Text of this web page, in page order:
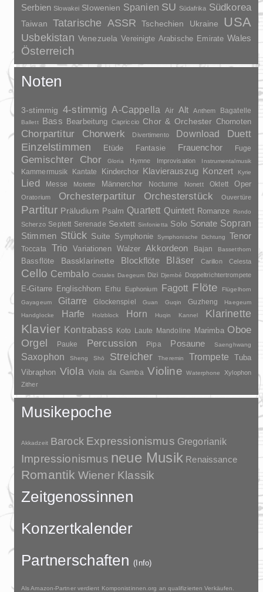
Serbien Slowakei Slowenien Spanien SU Südafrika Südkorea
Taiwan Tatarische ASSR Tschechien Ukraine USA
Usbekistan Venezuela Vereinigte Arabische Emirate Wales
Österreich
Noten
3-stimmig 4-stimmig A-Cappella Air Alt Anthem Bagatelle
Ballett Bass Bearbeitung Capriccio Chor & Orchester Chornoten
Chorpartitur Chorwerk Divertimento Download
Duett
Einzelstimmen
Etüde Fantasie Frauenchor Fuge
Gemischter Chor Gloria Hymne Improvisation Instrumentalmusik
Kammermusik Kantate Kinderchor Klavierauszug Konzert Kyrie
Lied Messe Motette Männerchor Nocturne Nonett Oktett Oper
Oratorium Orchesterpartitur Orchesterstück Ouvertüre
Partitur Präludium Psalm Quartett Quintett Romanze Rondo
Scherzo Septett Serenade Sextett Sinfonietta Solo Sonate Sopran
Stimmen Stück Suite Symphonie Symphonische Dichtung Tenor
Toccata Trio Variationen Walzer Akkordeon Bajan Bassetthorn
Bassflöte Bassklarinette Blockflöte Bläser Carillon Celesta
Cello Cembalo Crotales Daegeum Dizi Djembé Doppeltrichtertrompete
E-Gitarre Englischhorn Erhu Euphonium Fagott Flöte
Flügelhorn
Gayageum
Gitarre Glockenspiel Guan Guqin Guzheng
Haegeum
Handglocke
Harfe Holzblock Horn Huqin Kannel Klarinette
Klavier Kontrabass Koto Laute Mandoline Marimba Oboe
Orgel Pauke Percussion Pipa Posaune Saenghwang
Saxophon Sheng Shō Streicher Theremin Trompete
Tuba
Vibraphon Viola Viola da Gamba Violine Waterphone
Xylophon
Zither
Musikepoche
Akkadzeit Barock Expressionismus Gregorianik
Impressionismus neue Musik Renaissance
Romantik Wiener Klassik
Zeitgenossinnen
Konzertkalender
Partnerschaften(Info)
Als Amazon-Partner verdient Komponistinnen.org an qualifizierten Verkäufen.